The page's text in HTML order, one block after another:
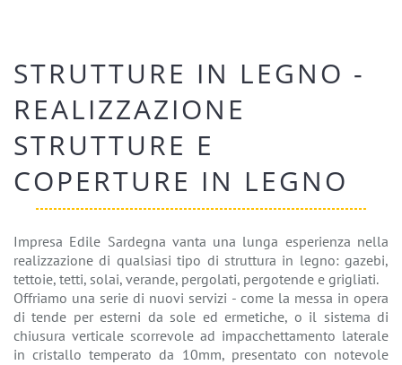
STRUTTURE IN LEGNO -
REALIZZAZIONE
STRUTTURE E
COPERTURE IN LEGNO
Impresa Edile Sardegna vanta una lunga esperienza nella
realizzazione di qualsiasi tipo di struttura in legno: gazebi,
tettoie, tetti, solai, verande, pergolati, pergotende e grigliati.
Offriamo una serie di nuovi servizi - come la messa in opera
di tende per esterni da sole ed ermetiche, o il sistema di
chiusura verticale scorrevole ad impacchettamento laterale
in cristallo temperato da 10mm, presentato con notevole